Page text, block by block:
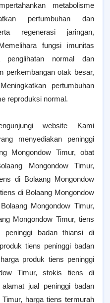
metabolisme
pertumbuhan dan
regenerasi jaringan,
fungsi imunitas
penglihatan normal dan
perkembangan otak besar,
pertumbuhan
reproduksi normal.
website Kami
menyediakan peninggi
Mongondow Timur, obat
Mongondow Timur,
di Bolaang Mongondow
di Bolaang Mongondow
Mongondow Timur,
Mongondow Timur, tiens
peninggi badan thiansi di
tiens peninggi badan
produk tiens peninggi
Timur, stokis tiens di
jual peninggi badan
harga tiens termurah